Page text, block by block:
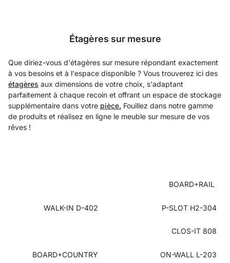
Étagères sur mesure
Que diriez-vous d'étagères sur mesure répondant exactement
à vos besoins et à l'espace disponible ? Vous trouverez ici des
étagères aux dimensions de votre choix, s'adaptant
parfaitement à chaque recoin et offrant un espace de stockage
supplémentaire dans votre pièce. Fouillez dans notre gamme
de produits et réalisez en ligne le meuble sur mesure de vos
rêves !
BOARD+RAIL
WALK-IN D-402 P-SLOT H2-304
CLOS-IT 808
BOARD+COUNTRY ON-WALL L-203